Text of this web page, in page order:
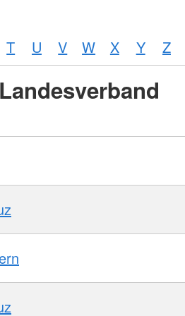
T U V W X Y Z
Landesverband